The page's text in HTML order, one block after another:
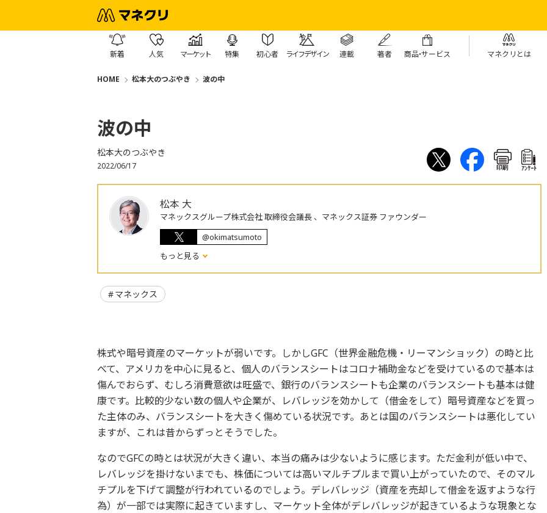
新着 人気 マーケット 特集 初心者 ライフデザイン 連載 著者 商品・サービス マネクリとは
HOME 松本大のつぶやき 波の中
波の中
松本大のつぶやき
2022/06/17 印刷 ｱﾝｹｰﾄ
松本 大
マネックスグループ株式会社 取締役会議長 、マネックス証券 ファウンダー
@okimatsumoto
もっと見る
マネックス
株式や暗号資産のマーケットが弱いです。しかしGFC（世界金融危機・リーマンショック）の時と比
べて、アメリカを中心に見ると、個人のバランスシートはコロナ補助金などを受けているので基本は
傷んでおらず、むしろ消費意欲は旺盛で、銀行のバランスシートも企業のバランスシートも基本は健
康です。比較的少ない数の個人や企業が、レバレッジを効かして（借金をして）暗号資産などを買っ
た主体のみ、バランスシートを大きく傷めている状況です。あとは国のバランスシートは悪化してい
ますが、これは昔からずっとそうでした。
なのでGFCの時とは状況が大きく違い、本当の痛みは少ないように感じます。ただ金利が低い中で、
レバレッジを掛けないまでも、株価については高いマルチプルまで買い上がっていたので、そのマル
チプルを下げて調整が行われているのでしょう。デレバレッジ（資産を売却して借金を返すような行
為）が一部では実際に起きていますし、マーケット全体がデレバレッジが起きているような現象とな